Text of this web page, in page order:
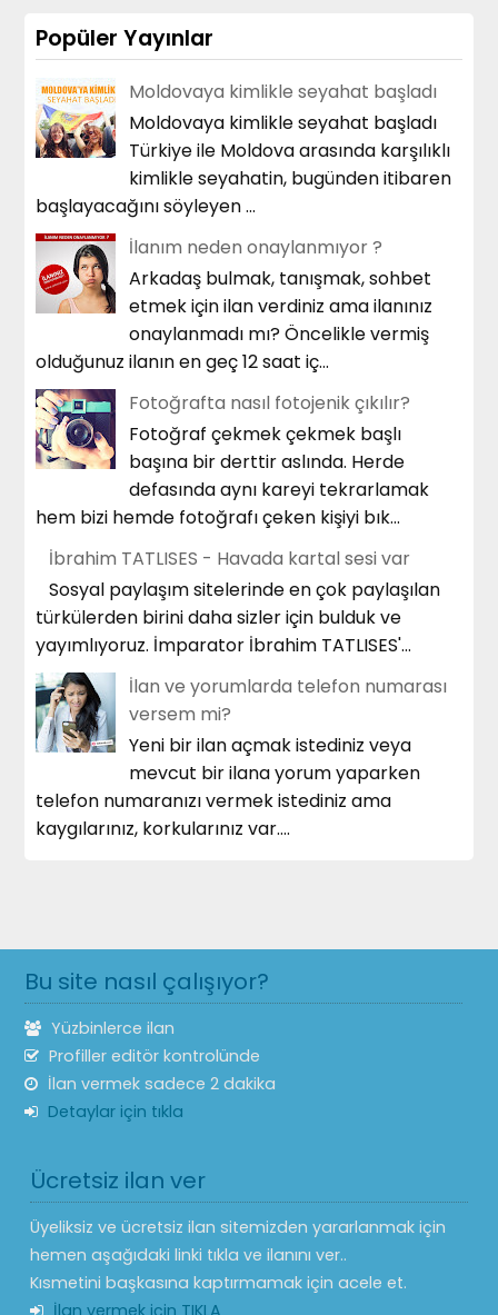
Popüler Yayınlar
Moldovaya kimlikle seyahat başladı
Moldovaya kimlikle seyahat başladı
Türkiye ile Moldova arasında karşılıklı
kimlikle seyahatin, bugünden itibaren
başlayacağını söyleyen ...
İlanım neden onaylanmıyor ?
Arkadaş bulmak, tanışmak, sohbet
etmek için ilan verdiniz ama ilanınız
onaylanmadı mı? Öncelikle vermiş
olduğunuz ilanın en geç 12 saat iç...
Fotoğrafta nasıl fotojenik çıkılır?
Fotoğraf çekmek çekmek başlı
başına bir derttir aslında. Herde
defasında aynı kareyi tekrarlamak
hem bizi hemde fotoğrafı çeken kişiyi bık...
İbrahim TATLISES - Havada kartal sesi var
Sosyal paylaşım sitelerinde en çok paylaşılan
türkülerden birini daha sizler için bulduk ve
yayımlıyoruz. İmparator İbrahim TATLISES'...
İlan ve yorumlarda telefon numarası
versem mi?
Yeni bir ilan açmak istediniz veya
mevcut bir ilana yorum yaparken
telefon numaranızı vermek istediniz ama
kaygılarınız, korkularınız var....
Bu site nasıl çalışıyor?
Yüzbinlerce ilan
Profiller editör kontrolünde
İlan vermek sadece 2 dakika
Detaylar için tıkla
Ücretsiz ilan ver
Üyeliksiz ve ücretsiz ilan sitemizden yararlanmak için
hemen aşağıdaki linki tıkla ve ilanını ver..
Kısmetini başkasına kaptırmamak için acele et.